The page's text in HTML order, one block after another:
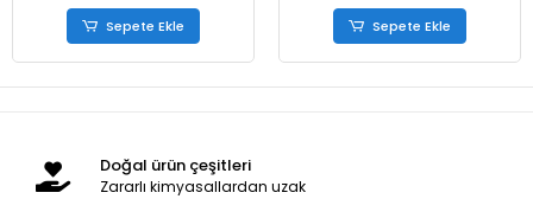
Sepete Ekle Sepete Ekle
Doğal ürün çeşitleri
Zararlı kimyasallardan uzak